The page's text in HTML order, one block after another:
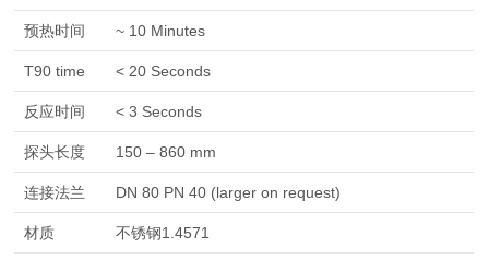
预热时间 ~ 10 Minutes
T90 time < 20 Seconds
反应时间 < 3 Seconds
探头长度 150 – 860 mm
连接法兰 DN 80 PN 40 (larger on request)
材质 不锈钢1.4571